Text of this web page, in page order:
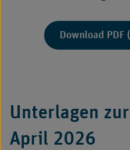
Download PDF
Unterlagen
April 2026